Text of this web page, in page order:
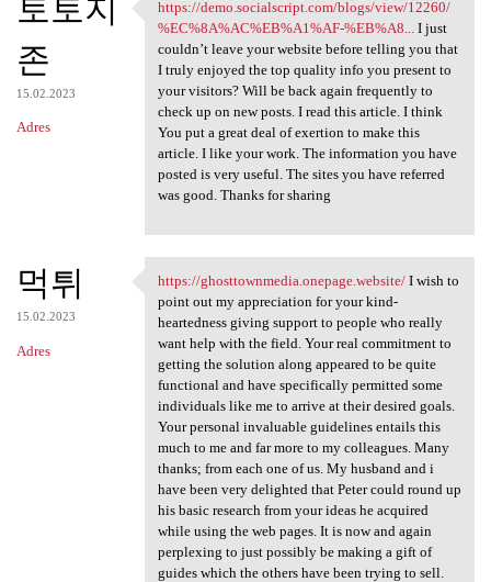
토토지
존
15.02.2023
Adres
https://demo.socialscript.com
https://demo.socialscript.com/blogs/view/12260/
%EC%8A%AC%EB%A1%AF-%EB%A8...
I just
couldn’t leave your website before telling you that
I truly enjoyed the top quality info you present to
your visitors? Will be back again frequently to
check up on new posts. I read this article. I think
You put a great deal of exertion to make this
article. I like your work. The information you have
posted is very useful. The sites you have referred
was good. Thanks for sharing
먹튀
15.02.2023
Adres
https://ghosttownmedia
https://ghosttownmedia.onepage.website/I wish to
point out my appreciation for your kind-
heartedness giving support to people who really
want help with the field. Your real commitment to
getting the solution along appeared to be quite
functional and have specifically permitted some
individuals like me to arrive at their desired goals.
Your personal invaluable guidelines entails this
much to me and far more to my colleagues. Many
thanks; from each one of us. My husband and i
have been very delighted that Peter could round up
his basic research from your ideas he acquired
while using the web pages. It is now and again
perplexing to just possibly be making a gift of
guides which the others have been trying to sell.